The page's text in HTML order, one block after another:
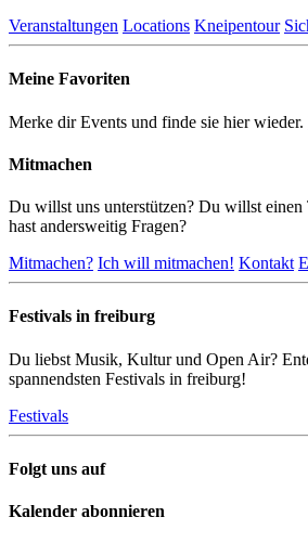
Veranstaltungen Locations Kneipentour
Meine Favoriten
Merke dir Events und finde sie hier wieder.
Mitmachen
Du willst uns unterstützen? Du willst einen
hast andersweitig Fragen?
Mitmachen? Ich will mitmachen! Kontakt
Festivals in freiburg
Du liebst Musik, Kultur und Open Air?
spannendsten Festivals in freiburg!
Festivals
Folgt uns auf
Kalender abonnieren